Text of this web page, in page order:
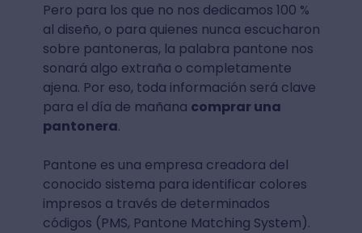
Pero para los que no nos dedicamos 100 %
al diseño, o para quienes nunca escucharon
sobre pantoneras, la palabra pantone nos
sonará algo extraña o completamente
ajena. Por eso, toda información será clave
para el día de mañana comprar una
pantonera.
Pantone es una empresa creadora del
conocido sistema para identificar colores
impresos a través de determinados
códigos (PMS, Pantone Matching System).